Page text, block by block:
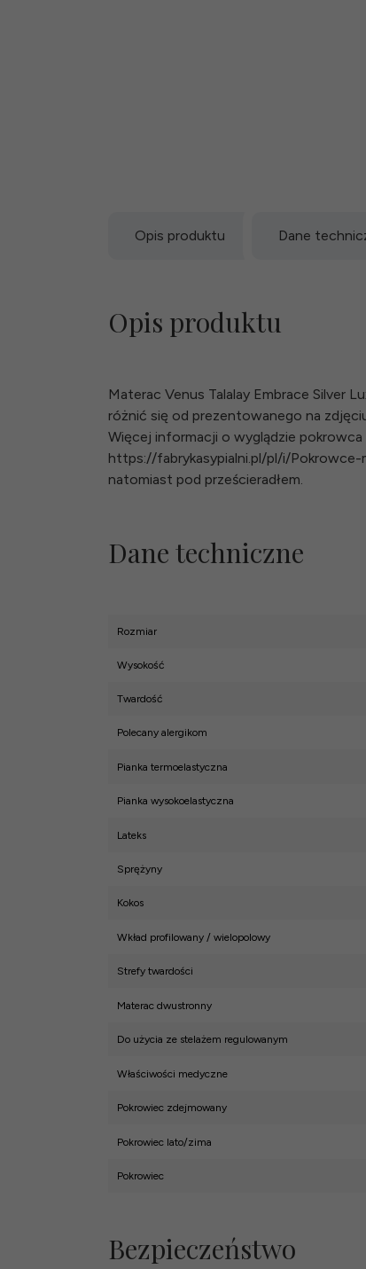
Opis produktu Dane
Opis produktu
Materac Venus Talalay Embrace Silver
różnić się od prezentowanego na
Więcej informacji o wyglądzie pokrowca
https://fabrykasypialni.pl/pl/i/Pokrowce-
natomiast pod prześcieradłem.
Dane techniczne
Rozmiar
Wysokość
Twardość
Polecany alergikom
Pianka termoelastyczna
Pianka wysokoelastyczna
Lateks
Sprężyny
Kokos
Wkład profilowany / wielopolowy
Strefy twardości
Materac dwustronny
Do użycia ze stelażem regulowanym
Właściwości medyczne
Pokrowiec zdejmowany
Pokrowiec lato/zima
Pokrowiec
Bezpieczeństwo